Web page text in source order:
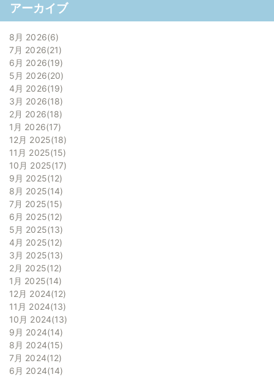
アーカイブ
8月 2026 6
7月 2026 21
6月 2026 19
5月 2026 20
4月 2026 19
3月 2026 18
2月 2026 18
1月 2026 17
12月 2025 18
11月 2025 15
10月 2025 17
9月 2025 12
8月 2025 14
7月 2025 15
6月 2025 12
5月 2025 13
4月 2025 12
3月 2025 13
2月 2025 12
1月 2025 14
12月 2024 12
11月 2024 13
10月 2024 13
9月 2024 14
8月 2024 15
7月 2024 12
6月 2024 14